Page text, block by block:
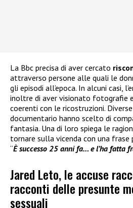
La Bbc precisa di aver cercato
attraverso persone alle quali le
gli episodi all’epoca. In alcuni casi,
inoltre di aver visionato fotografie
coerenti con le ricostruzioni.
documentario hanno scelto di
fantasia. Una di loro spiega le
tornare sulla vicenda con una
“È successo 25 anni fa… e l’ha fatta
Jared Leto, le accuse
racconti delle presunte
sessuali